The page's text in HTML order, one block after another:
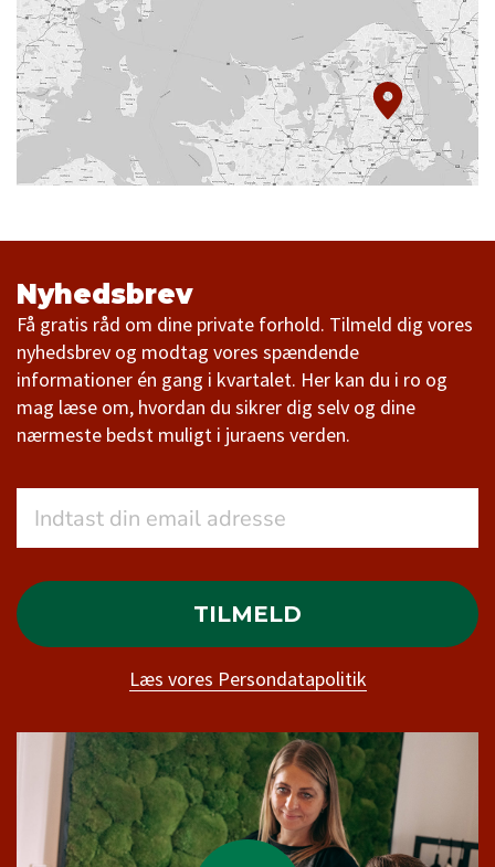
Nyhedsbrev
Få gratis råd om dine private forhold. Tilmeld dig vores
nyhedsbrev og modtag vores spændende
informationer én gang i kvartalet. Her kan du i ro og
mag læse om, hvordan du sikrer dig selv og dine
nærmeste bedst muligt i juraens verden.
TILMELD
Læs vores Persondatapolitik